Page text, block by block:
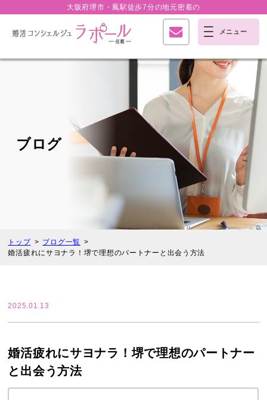
大阪府堺市・鳳駅徒歩7分の地元密着の
ブログ
トップ
ブログ一覧
婚活疲れにサヨナラ！堺で理想のパートナーと出会う方法
2025.01.13
婚活疲れにサヨナラ！堺で理想のパートナー
と出会う方法